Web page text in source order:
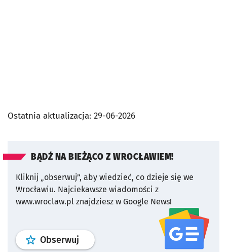
Ostatnia aktualizacja: 29-06-2026
BĄDŹ NA BIEŻĄCO Z WROCŁAWIEM!
Kliknij „obserwuj”, aby wiedzieć, co dzieje się we
Wrocławiu. Najciekawsze wiadomości z
www.wroclaw.pl znajdziesz w Google News!
Obserwuj profil serwisu